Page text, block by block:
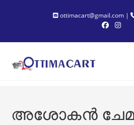
ottimacart@gmail.com |
അശോകൻ